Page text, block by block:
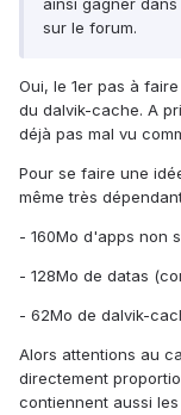
ainsi gagner
sur le forum.
Oui, le 1er pas à
du dalvik-cache. A
déjà pas mal vu
Pour se faire une
même très
- 160Mo d'apps non
- 128Mo de datas
- 62Mo de dalvik-
Alors attentions au
directement
contiennent aussi